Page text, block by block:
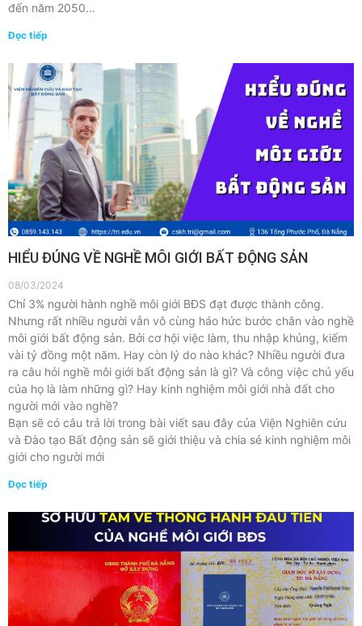
đến năm 2050…
Đọc tiếp
HIỂU ĐÚNG VỀ NGHỀ MÔI GIỚI BẤT ĐỘNG SẢN
08/03/2024
Chỉ 3% người hành nghề môi giới BĐS đạt được thành công.
Nhưng rất nhiều người vẫn vô cùng háo hức bước chân vào nghề
môi giới bất động sản. Bởi cơ hội việc làm, thu nhập khủng, kiếm
vài tỷ đồng một năm. Hay còn lý do nào khác? Nhiều người đưa
ra câu hỏi nghề môi giới bất động sản là gì? Và công việc chủ yếu
của họ là làm những gì? Hay kinh nghiệm môi giới nhà đất cho
người mới vào nghề?
Bạn sẽ có câu trả lời trong bài viết sau đây của Viện Nghiên cứu
và Đào tạo Bất động sản sẽ giới thiệu và chia sẻ kinh nghiệm môi
giới cho người mới
Đọc tiếp